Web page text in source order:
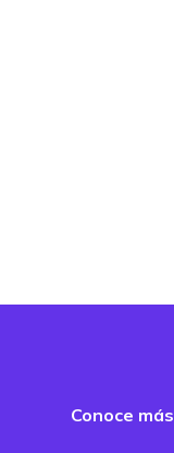
Conoce más